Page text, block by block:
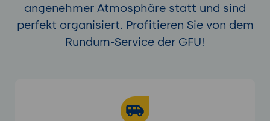
angenehmer Atmosphäre statt und sind
perfekt organisiert. Profitieren Sie von dem
Rundum-Service der GFU!